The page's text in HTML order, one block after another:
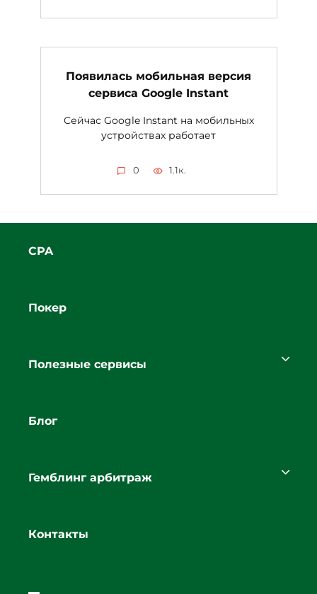
Появилась мобильная версия
сервиса Google Instant
Сейчас Google Instant на мобильных
устройствах работает
0 1.1к.
CPA
Покер
Полезные сервисы
Блог
Гемблинг арбитраж
Контакты